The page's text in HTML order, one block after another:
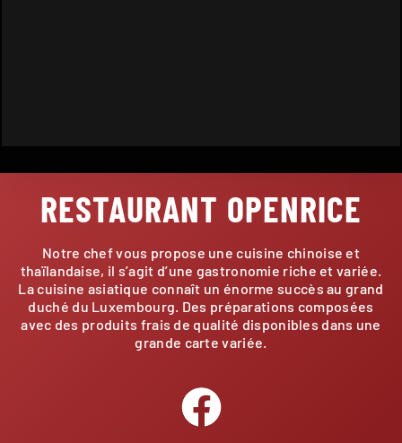
RESTAURANT OPENRICE
Notre chef vous propose une cuisine chinoise et
thaïlandaise, il s’agit d’une gastronomie riche et variée.
La cuisine asiatique connaît un énorme succès au grand
duché du Luxembourg. Des préparations composées
avec des produits frais de qualité disponibles dans une
grande carte variée.